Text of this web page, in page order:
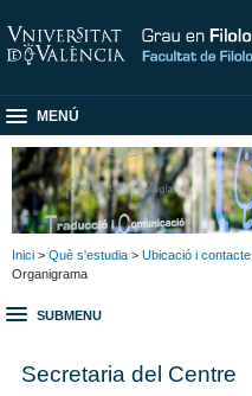
MENÚ
Inici > Què s'estudia > Ubicació i contacte
Organigrama
SUBMENU
Secretaria del Centre